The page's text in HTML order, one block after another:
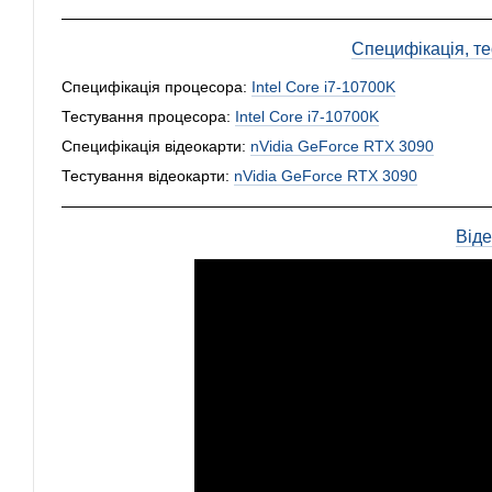
Специфікація,
Специфікація процесора: Intel Core i7-10700K
Тестування процесора: Intel Core i7-10700K
Специфікація відеокарти: nVidia GeForce RTX 3090
Тестування відеокарти: nVidia GeForce RTX 3090